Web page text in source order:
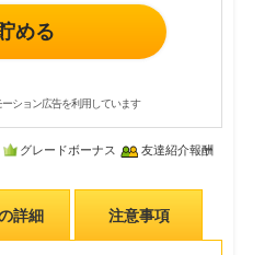
める
ション広告を利用しています
グレードボーナス 友達紹介報酬
詳細 注意事項